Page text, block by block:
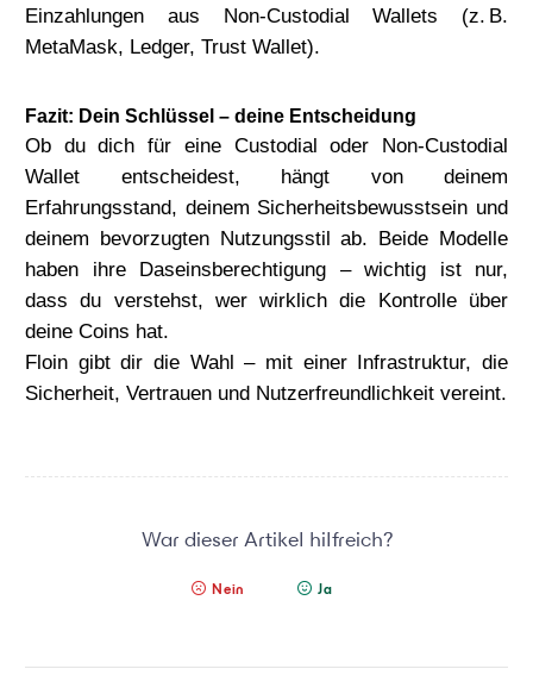
Einzahlungen aus Non-Custodial Wallets (z. B.
MetaMask, Ledger, Trust Wallet).
Fazit: Dein Schlüssel – deine Entscheidung
Ob du dich für eine Custodial oder Non-Custodial
Wallet entscheidest, hängt von deinem
Erfahrungsstand, deinem Sicherheitsbewusstsein und
deinem bevorzugten Nutzungsstil ab. Beide Modelle
haben ihre Daseinsberechtigung – wichtig ist nur,
dass du verstehst, wer wirklich die Kontrolle über
deine Coins hat.
Floin gibt dir die Wahl – mit einer Infrastruktur, die
Sicherheit, Vertrauen und Nutzerfreundlichkeit vereint.
War dieser Artikel hilfreich?
Nein Ja